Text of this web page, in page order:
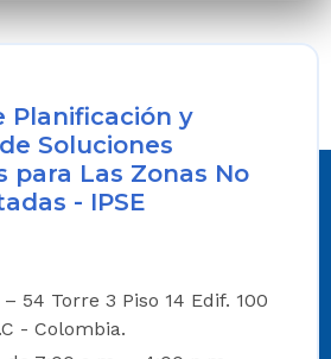
Planificación y
Soluciones
para Las Zonas No
- IPSE
54 Torre 3 Piso 14 Edif. 100
- Colombia.